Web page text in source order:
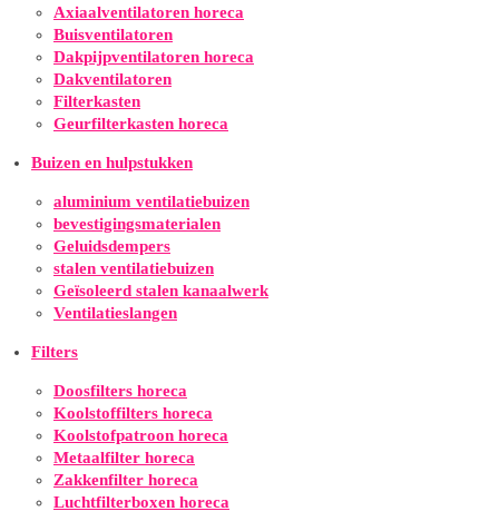
Axiaalventilatoren horeca
Buisventilatoren
Dakpijpventilatoren horeca
Dakventilatoren
Filterkasten
Geurfilterkasten horeca
Buizen en hulpstukken
aluminium ventilatiebuizen
bevestigingsmaterialen
Geluidsdempers
stalen ventilatiebuizen
Geïsoleerd stalen kanaalwerk
Ventilatieslangen
Filters
Doosfilters horeca
Koolstoffilters horeca
Koolstofpatroon horeca
Metaalfilter horeca
Zakkenfilter horeca
Luchtfilterboxen horeca